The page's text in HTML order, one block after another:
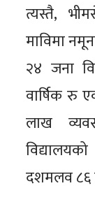
त्यस्तै,
माविमा
२४ जना
वार्षिक रु
लाख
दशमलव ८६